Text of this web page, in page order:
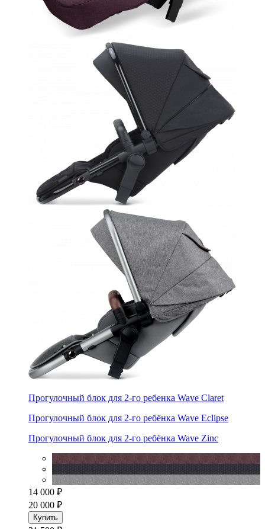
Прогулочный блок для 2-го ребенка Wave Claret
Прогулочный блок для 2-го ребёнка Wave Eclipse
Прогулочный блок для 2-го ребёнка Wave Zinc
14 000 ₽
20 000 ₽
Купить